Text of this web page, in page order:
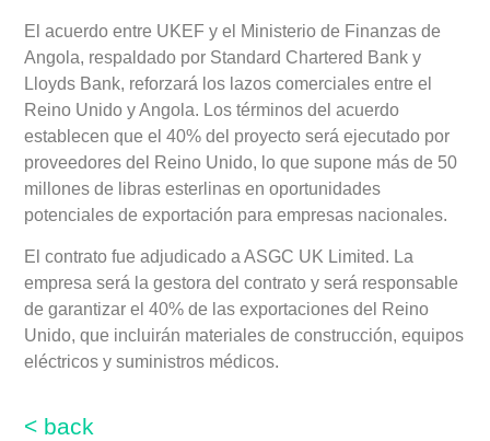
El acuerdo entre UKEF y el Ministerio de Finanzas de
Angola, respaldado por Standard Chartered Bank y
Lloyds Bank, reforzará los lazos comerciales entre el
Reino Unido y Angola. Los términos del acuerdo
establecen que el 40% del proyecto será ejecutado por
proveedores del Reino Unido, lo que supone más de 50
millones de libras esterlinas en oportunidades
potenciales de exportación para empresas nacionales.
El contrato fue adjudicado a ASGC UK Limited. La
empresa será la gestora del contrato y será responsable
de garantizar el 40% de las exportaciones del Reino
Unido, que incluirán materiales de construcción, equipos
eléctricos y suministros médicos.
< back